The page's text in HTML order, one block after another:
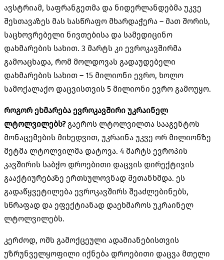
ავსტრიამ, საფრანგეთმა და ნიდერლანდებმა უკვე
შესთავაზეს მას სასწრაფო მხარდაჭერა – მათ შორის,
საცხოვრებელი ნივთებისა და სამედიცინო
დახმარების სახით. 3 მარტს კი ევროკავშირმა
გამოაცხადა, რომ მოლდოვას გადაუდებელი
დახმარების სახით – 15 მილიონი ევრო, ხოლო
სამოქალაქო დაცვისთვის 5 მილიონი ევრო გამოუყო.
როგორ ეხმარება ევროკავშირი უკრაინელ
ლტოლვილებს?გაეროს ლტოლვილთა სააგენტოს
მონაცემების მიხედვით, უკრაინა უკვე ორ მილიონზე
მეტმა ლტოლვილმა დატოვა. 4 მარტს ევროპის
კავშირის საბჭო დროებითი დაცვის დირექტივის
გააქტიურებაზე ერთსულოვნად შეთანხმდა. ეს
გადაწყვეტილება ევროკავშირს შეაძლებინებს,
სწრაფად და ეფექტიანად დაეხმაროს უკრაინელ
ლტოლვილებს.
კერძოდ, ომს გამოქცეული ადამიანებისთვის
უზრუნველყოფილი იქნება დროებითი დაცვა მთელი